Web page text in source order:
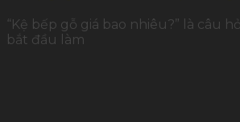
“Kệ bếp gỗ giá bao nhiêu?” là câu
bắt đầu làm